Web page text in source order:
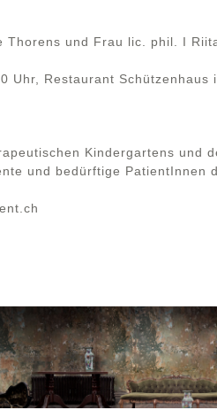
Thorens und Frau lic. phil. I
Uhr, Restaurant Schützenhaus
Kindergartens und
und bedürftige PatientInnen